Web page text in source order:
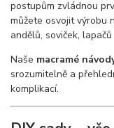
postupům zvládnou
můžete osvojit výrobu
andělů, soviček,
Naše macramé
srozumitelně a
komplikací.